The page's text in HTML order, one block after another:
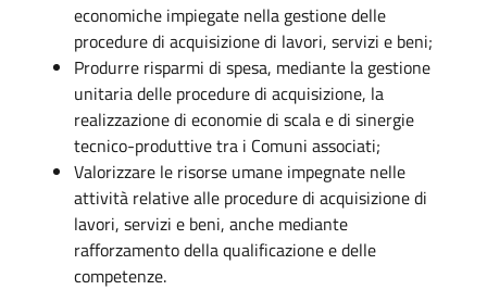
economiche impiegate nella gestione delle
procedure di acquisizione di lavori, servizi e beni;
Produrre risparmi di spesa, mediante la gestione
unitaria delle procedure di acquisizione, la
realizzazione di economie di scala e di sinergie
tecnico-produttive tra i Comuni associati;
Valorizzare le risorse umane impegnate nelle
attività relative alle procedure di acquisizione di
lavori, servizi e beni, anche mediante
rafforzamento della qualificazione e delle
competenze.